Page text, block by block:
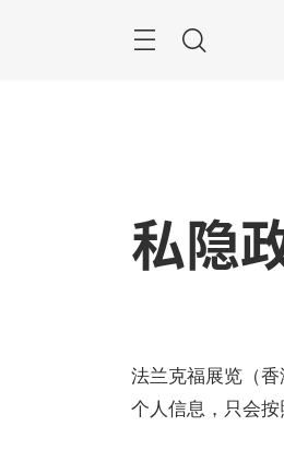
Menu
搜
私隐
法兰克福展览（香
个人信息，只会按